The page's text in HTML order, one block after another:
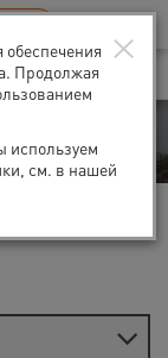
RU EN
×
Продолжая
используем
см. в нашей